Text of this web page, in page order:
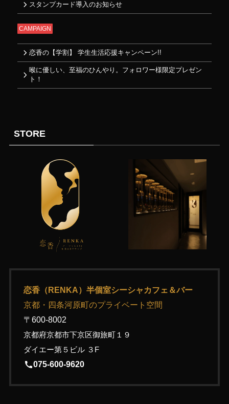
スタンプカード導入のお知らせ
CAMPAIGN
恋香の【学割】 学生生活応援キャンペーン!!
喉に優しい、至福のひんやり。フォロワー様限定プレゼン
ト！
STORE
恋香（RENKA）半個室シーシャカフェ＆バー
京都・四条河原町のプライベート空間
〒600-8002
京都府京都市下京区御旅町１９
ダイエー第５ビル ３F
075-600-9620